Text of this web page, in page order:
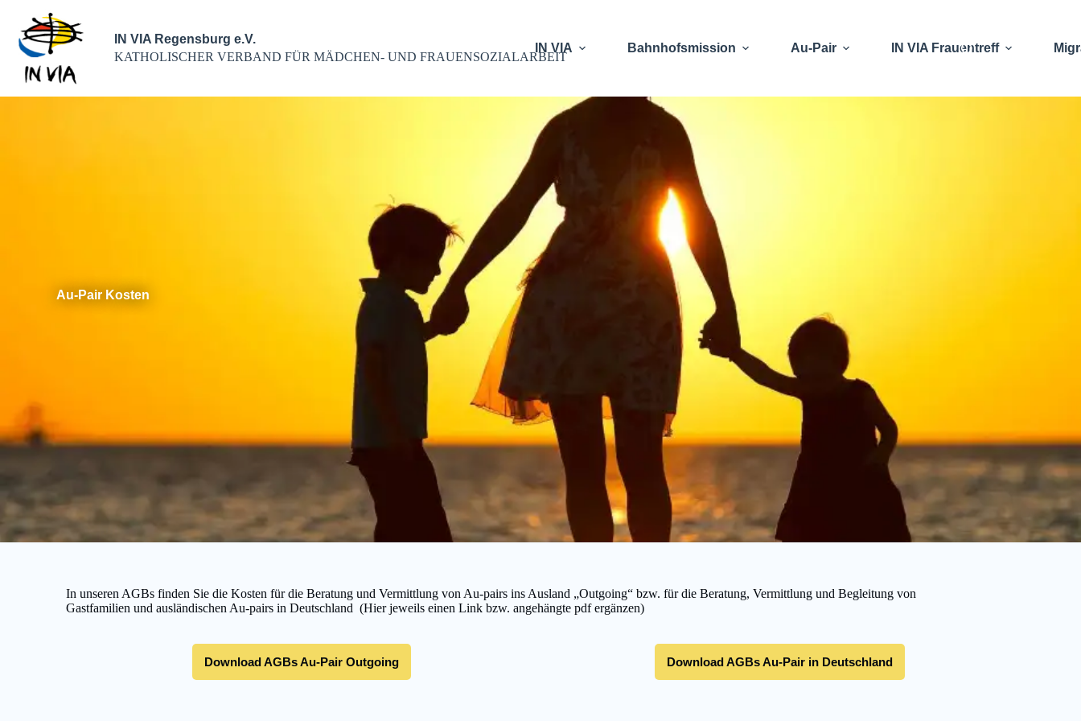
IN VIA Regensburg e.V.
KATHOLISCHER VERBAND FÜR MÄDCHEN- UND FRAUENSOZIALARBEIT
IN VIA Bahnhofsmission Au-Pair IN VIA Frauentreff
Au-Pair Kosten
In unseren AGBs finden Sie die Kosten für die Beratung und Vermittlung von Au-pairs ins Ausland „Outgoing“ bzw. für die Beratung, Vermittlung und Begleitung von
Gastfamilien und ausländischen Au-pairs in Deutschland (Hier jeweils einen Link bzw. angehängte pdf ergänzen)
Download AGBs Au-Pair Outgoing Download AGBs Au-Pair in Deutschland